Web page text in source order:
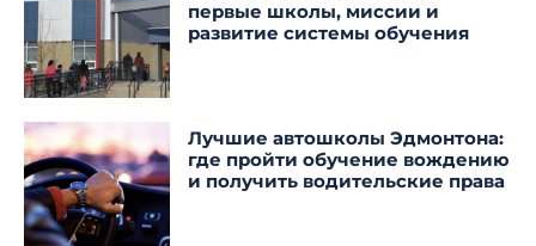
первые школы, миссии и
развитие системы обучения
Лучшие автошколы Эдмонтона:
где пройти обучение вождению
и получить водительские права